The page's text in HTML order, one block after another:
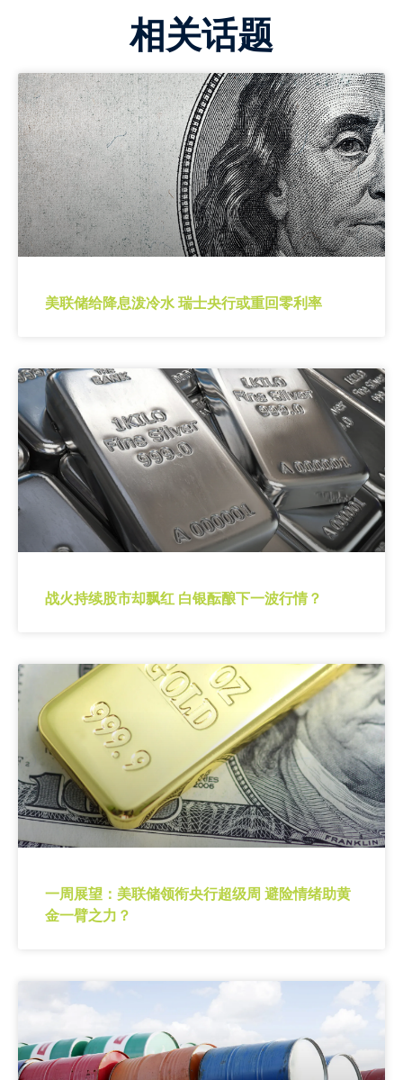
相关话题
美联储给降息泼冷水 瑞士央行或重回零利率
战火持续股市却飘红 白银酝酿下一波行情？
一周展望：美联储领衔央行超级周 避险情绪助黄
金一臂之力？